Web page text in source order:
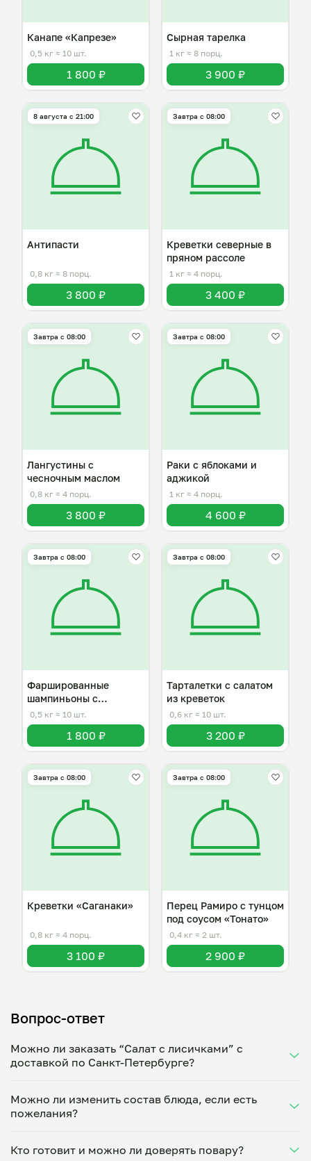
Канапе «Капрезе»
0,5 кг ≈ 10 шт.
1 800 ₽
Сырная тарелка
1 кг ≈ 8 порц.
3 900 ₽
8 августа с 21:00
Антипасти
0,8 кг ≈ 8 порц.
3 800 ₽
Завтра c 08:00
Креветки северные в
пряном рассоле
1 кг ≈ 4 порц.
3 400 ₽
Завтра c 08:00
Лангустины с
чесночным маслом
0,8 кг ≈ 4 порц.
3 800 ₽
Завтра c 08:00
Раки с яблоками и
аджикой
1 кг ≈ 4 порц.
4 600 ₽
Завтра c 08:00
Фаршированные
шампиньоны с
жульеном из цыпленка
0,5 кг ≈ 10 шт.
1 800 ₽
Завтра c 08:00
Тарталетки с салатом
из креветок
0,6 кг ≈ 10 шт.
3 200 ₽
Завтра c 08:00
Креветки «Саганаки»
0,8 кг ≈ 4 порц.
3 100 ₽
Завтра c 08:00
Перец Рамиро с тунцом
под соусом «Тонато»
0,4 кг ≈ 2 шт.
2 900 ₽
Вопрос-ответ
Можно ли заказать “Салат с лисичками” с
доставкой по Санкт-Петербурге?
Укажите удобное время — и получите свежее
домашнее блюдо в большой порции прямо с плиты.
минут. Статус заказа отслеживайте в личном
кабинете, а с поваром можно связаться напрямую в
Можно ли изменить состав блюда, если есть
пожелания?
ваши предпочтения: уберет специи, снизит
Кто готовит и можно ли доверять повару?